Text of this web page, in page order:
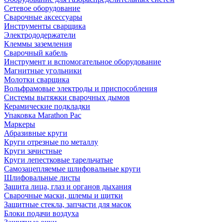
Сетевое оборудование
Сварочные аксессуары
Инструменты сварщика
Электрододержатели
Клеммы заземления
Сварочный кабель
Инструмент и вспомогательное оборудование
Магнитные угольники
Молотки сварщика
Вольфрамовые электроды и приспособления
Системы вытяжки сварочных дымов
Керамические подкладки
Упаковка Marathon Pac
Маркеры
Абразивные круги
Круги отрезные по металлу
Круги зачистные
Круги лепестковые тарельчатые
Самозацепляемые шлифовальные круги
Шлифовальные листы
Защита лица, глаз и органов дыхания
Сварочные маски, шлемы и щитки
Защитные стекла, запчасти для масок
Блоки подачи воздуха